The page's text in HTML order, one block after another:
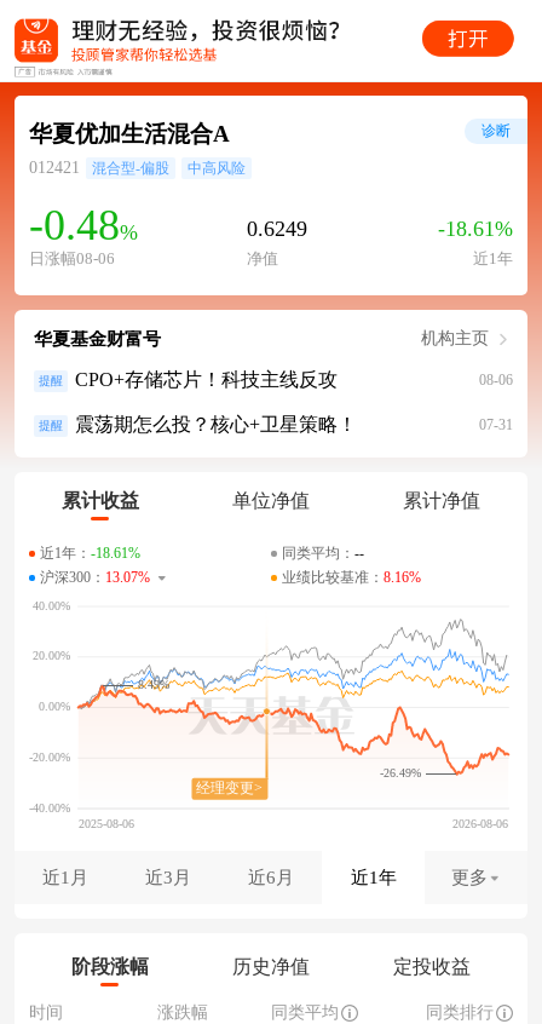
华夏优加生活混合A
012421 混合型-偏股 中高风险
-0.48%
日涨幅08-06
0.6249
净值
-18.61%
近1年
诊断
华夏基金财富号 机构主页
提醒 CPO+存储芯片！科技主线反攻 08-06
提醒 震荡期怎么投？核心+卫星策略！ 07-31
累计收益 单位净值 累计净值
近1年： -18.61% 同类平均： --
沪深300： 13.07% 业绩比较基准： 8.16%
-26.49%
8.49%
近1月 近3月 近6月 近1年 更多
阶段涨幅 历史净值 定投收益
时间 涨跌幅 同类平均 同类排行